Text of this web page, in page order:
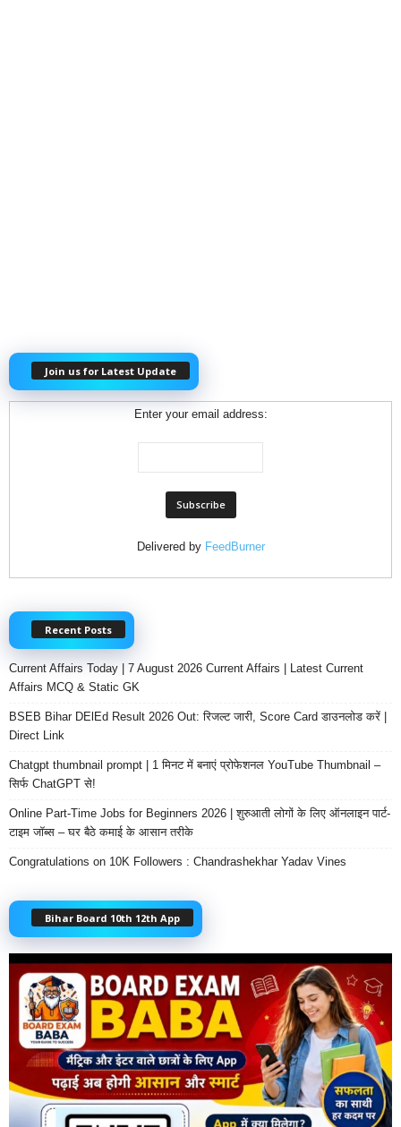
Join us for Latest Update
Enter your email address:
Delivered by FeedBurner
Recent Posts
Current Affairs Today | 7 August 2026 Current Affairs | Latest Current
Affairs MCQ & Static GK
BSEB Bihar DElEd Result 2026 Out: रिजल्ट जारी, Score Card डाउनलोड करें |
Direct Link
Chatgpt thumbnail prompt | 1 मिनट में बनाएं प्रोफेशनल YouTube Thumbnail –
सिर्फ ChatGPT से!
Online Part-Time Jobs for Beginners 2026 | शुरुआती लोगों के लिए ऑनलाइन पार्ट-
टाइम जॉब्स – घर बैठे कमाई के आसान तरीके
Congratulations on 10K Followers : Chandrashekhar Yadav Vines
Bihar Board 10th 12th App